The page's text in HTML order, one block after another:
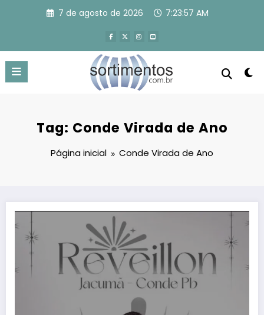
7 de agosto de 2026 7:23:58 AM
Tag: Conde Virada de Ano
Página inicial Conde Virada de Ano